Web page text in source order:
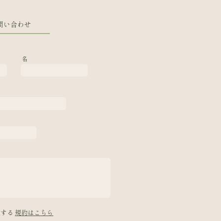
い合わせ
名
る 規約はこちら